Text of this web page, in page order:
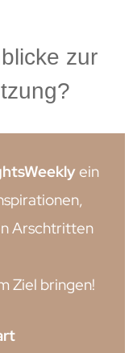
zur
ein
Arschtritten
Ziel bringen!